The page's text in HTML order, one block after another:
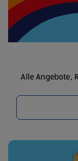
Alle Angebote,